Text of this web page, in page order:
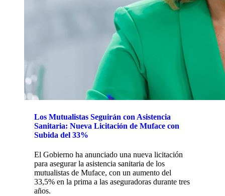
Los Mutualistas Seguirán con Asistencia
Sanitaria: Nueva Licitación de Muface con
Subida del 33%
El Gobierno ha anunciado una nueva licitación
para asegurar la asistencia sanitaria de los
mutualistas de Muface, con un aumento del
33,5% en la prima a las aseguradoras durante tres
años.